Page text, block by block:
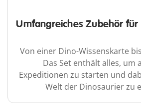
Umfangreiches Zubehör für
Von einer Dino-Wissenskarte
Das Set enthält alles, um
Expeditionen zu starten und
Welt der Dinosaurier zu